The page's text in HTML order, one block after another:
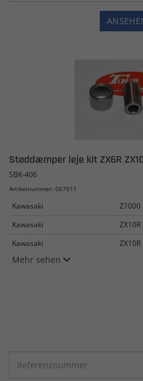
Støddæmper leje kit ZX6R
SBK-406
Artikelnummer: 067011
Kawasaki Z1000
Kawasaki
ZX10R
Kawasaki
ZX10R
Mehr sehen